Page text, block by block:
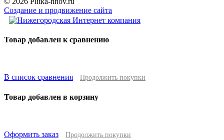
Создание и продвижение сайта
Товар добавлен к сравнению
В список сравнения Продолжить покупки
Товар добавлен в корзину
Оформить заказ Продолжить покупки